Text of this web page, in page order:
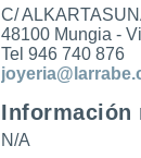
C/
48100 Mungia -
Tel 946 740 876
Información
N/A